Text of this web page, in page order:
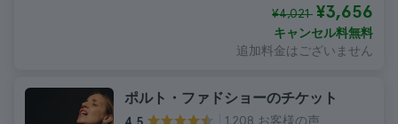
¥4,021 ¥3,656
キャンセル料無料
追加料金はございません
ポルト・ファドショーのチケット
1.208 お客様の声